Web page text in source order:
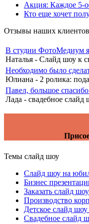
Акция: Каждое 5-
Кто еще хочет
Отзывы наших клиентов
В студии ФотоМедиум я
Наталья - Слайд шоу к
Необходимо было
Юлиана - 2 ролика:
Павел, большое
Лада - свадебное
Темы слайд шоу
Слайд шоу на
Бизнес
Заказать слайд
Производство
Детское слайд
Свадебное слайд